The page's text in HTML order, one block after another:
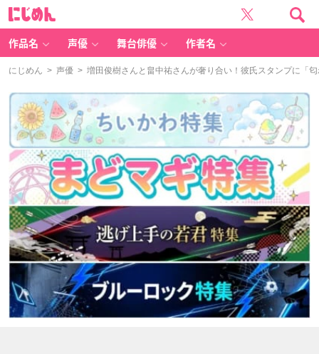
作品名 声優 舞台俳優 作者名
にじめん > 声優 > 増田俊樹さんと畠中祐さんが奢り合い！彼氏スタンプに「